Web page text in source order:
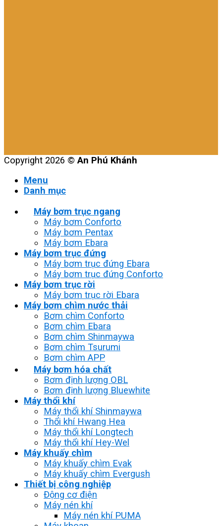
Copyright 2026 ©An Phú Khánh
Menu
Danh mục
Máy bơm trục ngang
Máy bơm Conforto
Máy bơm Pentax
Máy bơm Ebara
Máy bơm trục đứng
Máy bơm trục đứng Ebara
Máy bơm trục đứng Conforto
Máy bơm trục rời
Máy bơm trục rời Ebara
Máy bơm chìm nước thải
Bơm chìm Conforto
Bơm chìm Ebara
Bơm chìm Shinmaywa
Bơm chìm Tsurumi
Bơm chìm APP
Máy bơm hóa chất
Bơm định lượng OBL
Bơm định lượng Bluewhite
Máy thổi khí
Máy thổi khí Shinmaywa
Thổi khí Hwang Hea
Máy thổi khí Longtech
Máy thổi khí Hey-Wel
Máy khuấy chìm
Máy khuấy chìm Evak
Máy khuấy chìm Evergush
Thiết bị công nghiệp
Động cơ điện
Máy nén khí
Máy nén khí PUMA